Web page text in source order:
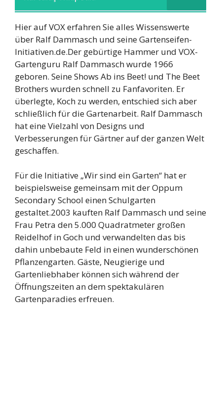
Hier auf VOX erfahren Sie alles Wissenswerte
über Ralf Dammasch und seine Gartenseifen-
Initiativen.de.Der gebürtige Hammer und VOX-
Gartenguru Ralf Dammasch wurde 1966
geboren. Seine Shows Ab ins Beet! und The Beet
Brothers wurden schnell zu Fanfavoriten. Er
überlegte, Koch zu werden, entschied sich aber
schließlich für die Gartenarbeit. Ralf Dammasch
hat eine Vielzahl von Designs und
Verbesserungen für Gärtner auf der ganzen Welt
geschaffen.
Für die Initiative „Wir sind ein Garten“ hat er
beispielsweise gemeinsam mit der Oppum
Secondary School einen Schulgarten
gestaltet.2003 kauften Ralf Dammasch und seine
Frau Petra den 5.000 Quadratmeter großen
Reidelhof in Goch und verwandelten das bis
dahin unbebaute Feld in einen wunderschönen
Pflanzengarten. Gäste, Neugierige und
Gartenliebhaber können sich während der
Öffnungszeiten an dem spektakulären
Gartenparadies erfreuen.